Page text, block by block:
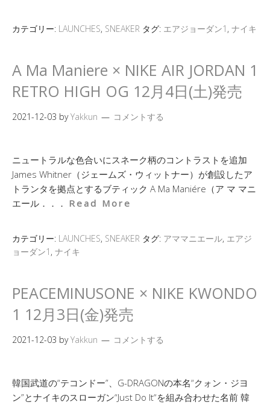
カテゴリー: LAUNCHES, SNEAKER タグ: エアジョーダン1 , ナイキ
A Ma Maniere × NIKE AIR JORDAN 1
RETRO HIGH OG 12月4日(土)発売
2021-12-03 byYakkun コメントする
ニュートラルな色合いにスネーク柄のコントラストを追加
James Whitner（ジェームズ・ウィットナー）が創設したア
トランタを拠点とするブティック A Ma Maniére（ア マ マニ
エール．．． Read More
カテゴリー: LAUNCHES, SNEAKER タグ: アママニエール, エアジ
ョーダン1 , ナイキ
PEACEMINUSONE × NIKE KWONDO
1 12月3日(金)発売
2021-12-03 byYakkun コメントする
韓国武道の“テコンドー”、G-DRAGONの本名“クォン・ジヨ
ン”とナイキのスローガン“Just Do It“を組み合わせた名前 韓